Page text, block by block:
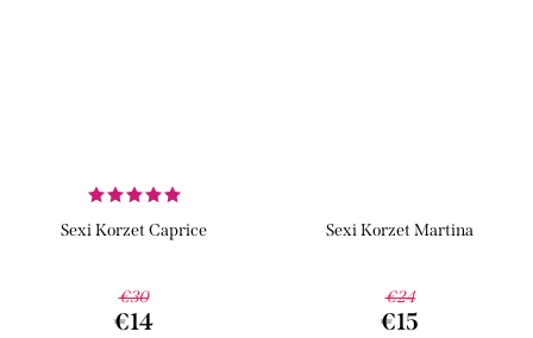
Sexi Korzet Caprice
€30
€14
Sexi Korzet Martina
€24
€15